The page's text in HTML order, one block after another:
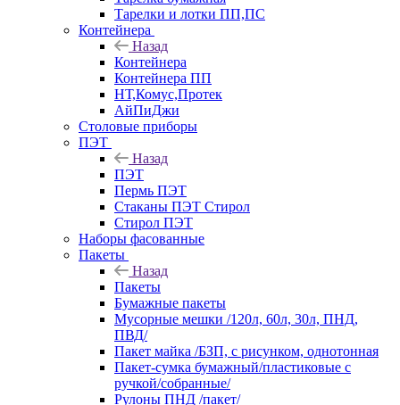
Тарелки и лотки ПП,ПС
Контейнера
Назад
Контейнера
Контейнера ПП
НТ,Комус,Протек
АйПиДжи
Столовые приборы
ПЭТ
Назад
ПЭТ
Пермь ПЭТ
Стаканы ПЭТ Стирол
Стирол ПЭТ
Наборы фасованные
Пакеты
Назад
Пакеты
Бумажные пакеты
Мусорные мешки /120л, 60л, 30л, ПНД,
ПВД/
Пакет майка /БЗП, с рисунком, однотонная
Пакет-сумка бумажный/пластиковые с
ручкой/собранные/
Рулоны ПНД /пакет/